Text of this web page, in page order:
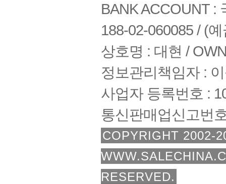
BANK ACCOUNT :
188-02-060085 / (
상호명 : 대현 /
정보관리책임자 :
사업자 등록번호 :
통신판매업신고번
COPYRIGHT 2002-
RESERVED.